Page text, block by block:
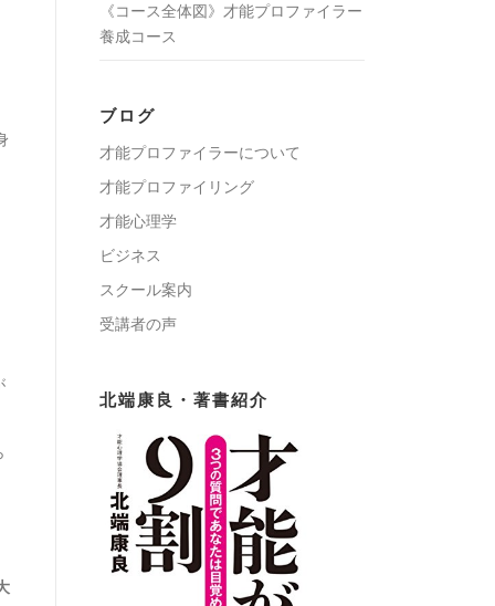
《コース全体図》才能プロファイラー
養成コース
ブログ
才能プロファイラーについて
才能プロファイリング
才能心理学
ビジネス
スクール案内
受講者の声
北端康良・著書紹介